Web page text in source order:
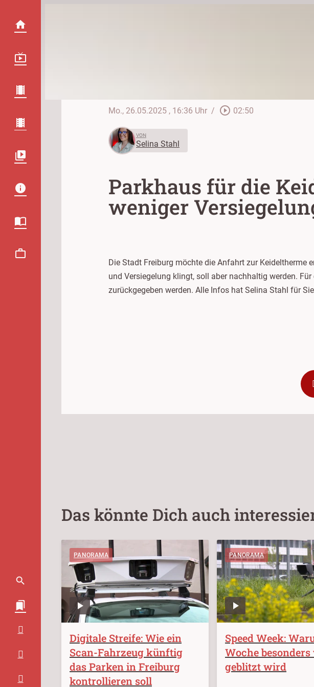
Mo., 26.05.2025 , 16:36 Uhr / play_circle_outline 02:50
VON
Selina Stahl
Parkhaus für die
weniger
Die Stadt Freiburg möchte die Anfahrt zur Keideltherme
und Versiegelung klingt, soll aber nachhaltig werden.
zurückgegeben werden. Alle Infos hat Selina Stahl für
Das könnte Dich auch
PANORAMA
Digitale Streife: Wie ein
Scan-Fahrzeug künftig
das Parken in Freiburg
kontrollieren soll
PANORAMA
Speed Week:
Woche besonders
geblitzt wird